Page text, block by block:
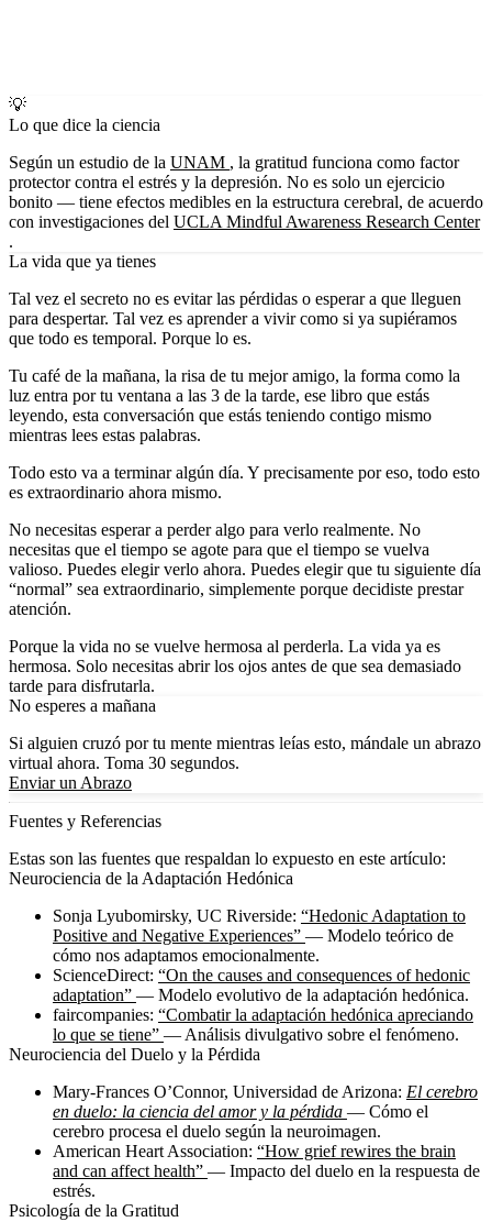
💡
Lo que dice la ciencia
Según un estudio de la UNAM , la gratitud funciona como factor
protector contra el estrés y la depresión. No es solo un ejercicio
bonito — tiene efectos medibles en la estructura cerebral, de acuerdo
con investigaciones del UCLA Mindful Awareness Research Center
.
La vida que ya tienes
Tal vez el secreto no es evitar las pérdidas o esperar a que lleguen
para despertar. Tal vez es aprender a vivir como si ya supiéramos
que todo es temporal. Porque lo es.
Tu café de la mañana, la risa de tu mejor amigo, la forma como la
luz entra por tu ventana a las 3 de la tarde, ese libro que estás
leyendo, esta conversación que estás teniendo contigo mismo
mientras lees estas palabras.
Todo esto va a terminar algún día. Y precisamente por eso, todo esto
es extraordinario ahora mismo.
No necesitas esperar a perder algo para verlo realmente. No
necesitas que el tiempo se agote para que el tiempo se vuelva
valioso. Puedes elegir verlo ahora. Puedes elegir que tu siguiente día
“normal” sea extraordinario, simplemente porque decidiste prestar
atención.
Porque la vida no se vuelve hermosa al perderla. La vida ya es
hermosa. Solo necesitas abrir los ojos antes de que sea demasiado
tarde para disfrutarla.
No esperes a mañana
Si alguien cruzó por tu mente mientras leías esto, mándale un abrazo
virtual ahora. Toma 30 segundos.
Enviar un Abrazo
Fuentes y Referencias
Estas son las fuentes que respaldan lo expuesto en este artículo:
Neurociencia de la Adaptación Hedónica
Sonja Lyubomirsky, UC Riverside: “Hedonic Adaptation to
Positive and Negative Experiences” — Modelo teórico de
cómo nos adaptamos emocionalmente.
ScienceDirect: “On the causes and consequences of hedonic
adaptation” — Modelo evolutivo de la adaptación hedónica.
faircompanies: “Combatir la adaptación hedónica apreciando
lo que se tiene” — Análisis divulgativo sobre el fenómeno.
Neurociencia del Duelo y la Pérdida
Mary-Frances O’Connor, Universidad de Arizona: El cerebro
en duelo: la ciencia del amor y la pérdida — Cómo el
cerebro procesa el duelo según la neuroimagen.
American Heart Association: “How grief rewires the brain
and can affect health” — Impacto del duelo en la respuesta de
estrés.
Psicología de la Gratitud